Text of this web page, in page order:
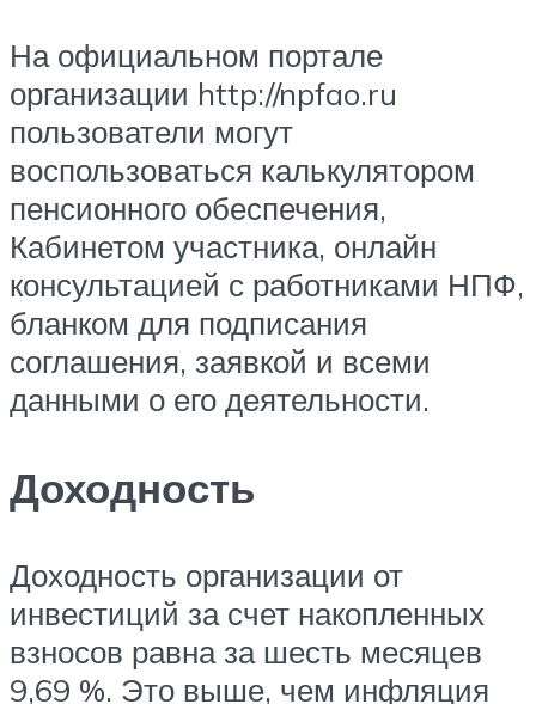
На официальном портале
организации http://npfao.ru
пользователи могут
воспользоваться калькулятором
пенсионного обеспечения,
Кабинетом участника, онлайн
консультацией с работниками НПФ,
бланком для подписания
соглашения, заявкой и всеми
данными о его деятельности.
Доходность
Доходность организации от
инвестиций за счет накопленных
взносов равна за шесть месяцев
9,69 %. Это выше, чем инфляция